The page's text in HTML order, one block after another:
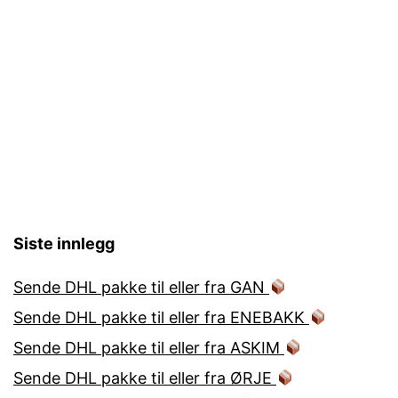
Siste innlegg
Sende DHL pakke til eller fra GAN
Sende DHL pakke til eller fra ENEBAKK
Sende DHL pakke til eller fra ASKIM
Sende DHL pakke til eller fra ØRJE